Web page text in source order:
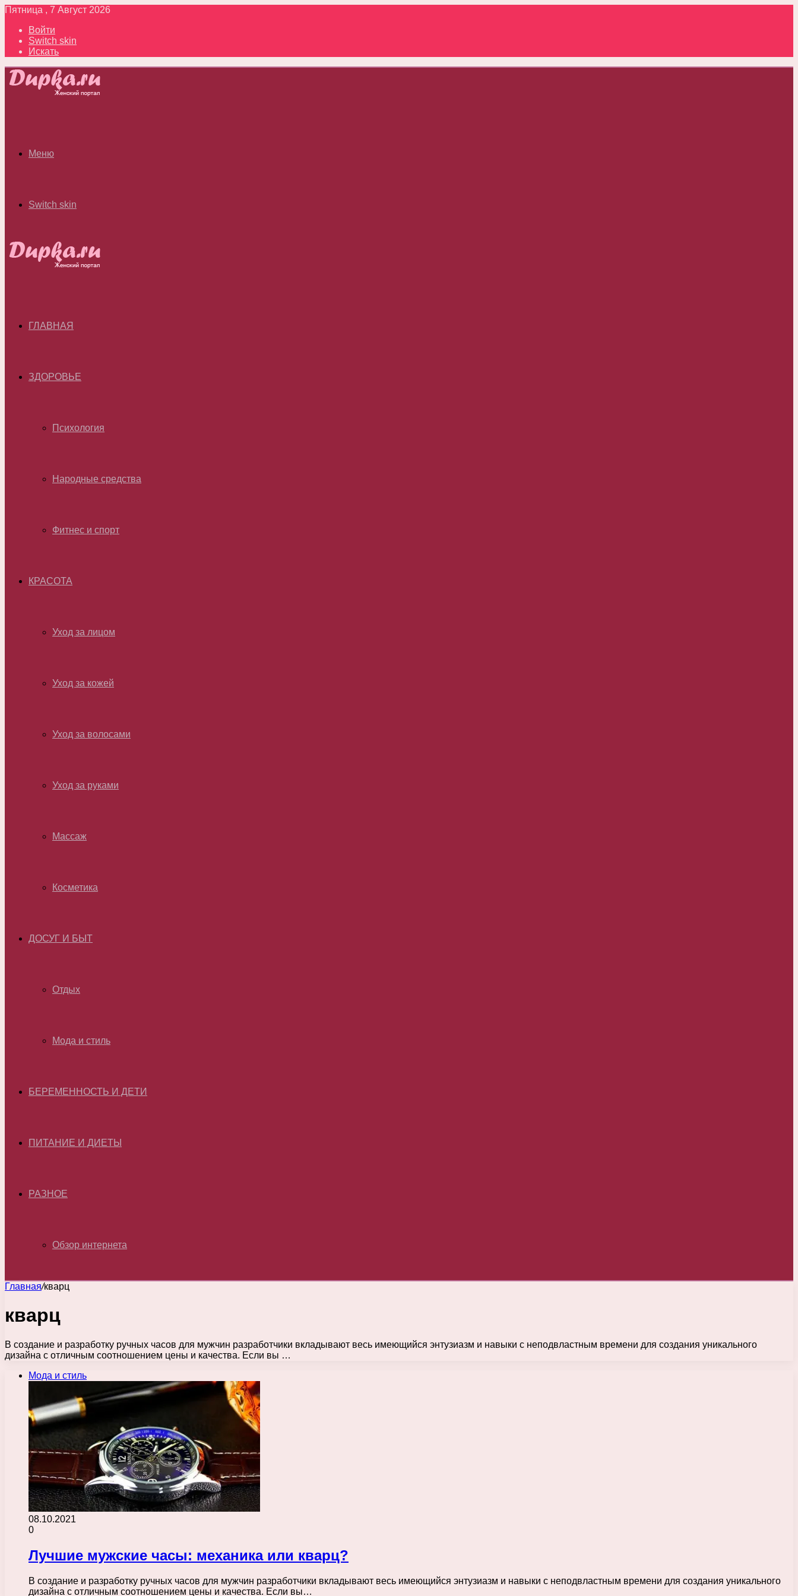
Пятница , 7 Август 2026
Войти
Switch skin
Искать
Меню
Switch skin
ГЛАВНАЯ
ЗДОРОВЬЕ
Психология
Народные средства
Фитнес и спорт
КРАСОТА
Уход за лицом
Уход за кожей
Уход за волосами
Уход за руками
Массаж
Косметика
ДОСУГ И БЫТ
Отдых
Мода и стиль
БЕРЕМЕННОСТЬ И ДЕТИ
ПИТАНИЕ И ДИЕТЫ
РАЗНОЕ
Обзор интернета
Главная/кварц
кварц
В создание и разработку ручных часов для мужчин разработчики вкладывают весь имеющийся энтузиазм и навыки с неподвластным времени для создания уникального
дизайна с отличным соотношением цены и качества. Если вы …
Мода и стиль
08.10.2021
0
Лучшие мужские часы: механика или кварц?
В создание и разработку ручных часов для мужчин разработчики вкладывают весь имеющийся энтузиазм и навыки с неподвластным времени для создания уникального
дизайна с отличным соотношением цены и качества. Если вы…